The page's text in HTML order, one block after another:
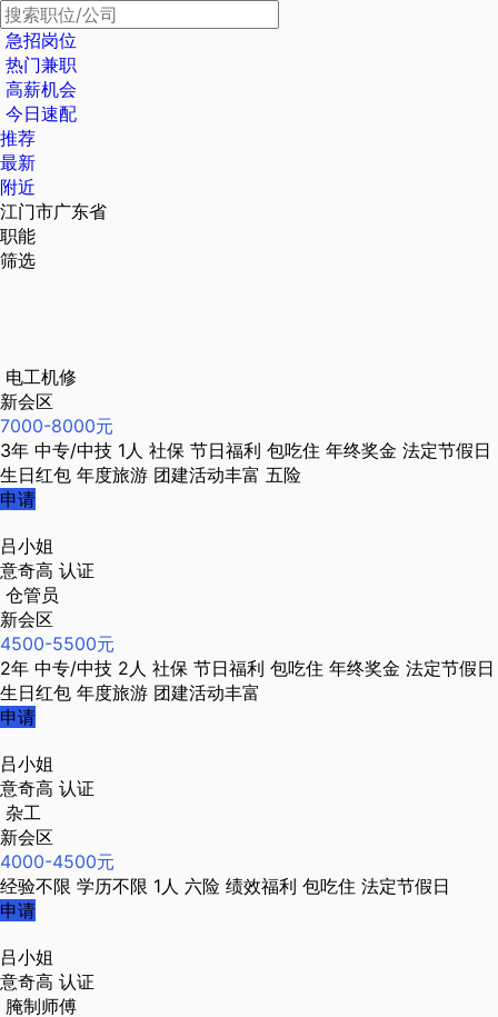
急招岗位
热门兼职
高薪机会
今日速配
推荐
最新
附近
江门市广东省
职能
筛选
电工机修
新会区
7000-8000元
3年 中专/中技 1人 社保 节日福利 包吃住 年终奖金 法定节假日
生日红包 年度旅游 团建活动丰富 五险
申请
吕小姐
意奇高 认证
仓管员
新会区
4500-5500元
2年 中专/中技 2人 社保 节日福利 包吃住 年终奖金 法定节假日
生日红包 年度旅游 团建活动丰富
申请
吕小姐
意奇高 认证
杂工
新会区
4000-4500元
经验不限 学历不限 1人 六险 绩效福利 包吃住 法定节假日
申请
吕小姐
意奇高 认证
腌制师傅